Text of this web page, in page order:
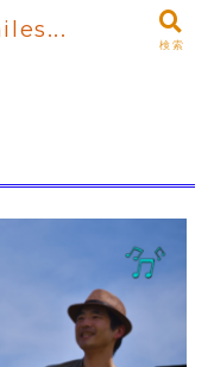
検索